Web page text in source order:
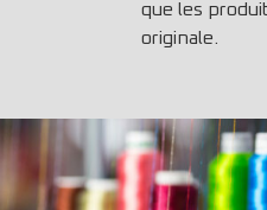
que les
originale.